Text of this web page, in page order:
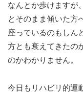
なんとか歩けますが
とそのまま傾いた方
座っているのもしん
方とも衰えてきたの
のかわかりません。
今日もリハビリ的運